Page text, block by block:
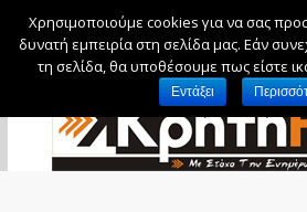
Πέμπτη, 6 Αυγούστου,
Χρησιμοποιούμε cookies για να σας
δυνατή εμπειρία στη σελίδα μας. Εάν
τη σελίδα, θα υποθέσουμε πως είστε
Εντάξει